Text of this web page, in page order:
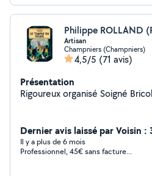
Artisan
Champniers (Champniers)
4,5/5 (71 avis)
Présentation
Rigoureux organisé Soigné
Dernier avis laissé par Voisin :
Il y a plus de 6 mois
Professionnel, 45€ sans facture...